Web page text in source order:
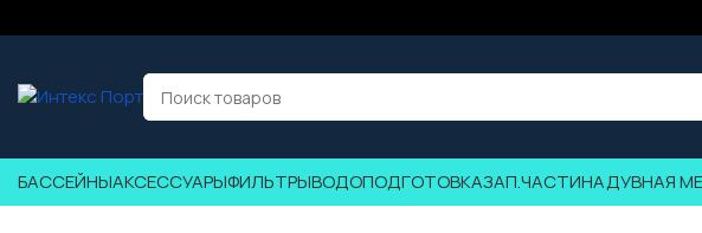
БАССЕЙНЫАКСЕССУАРЫФИЛЬТРЫВОДОПОДГОТОВКАЗАП.ЧАСТИНАДУВНАЯ